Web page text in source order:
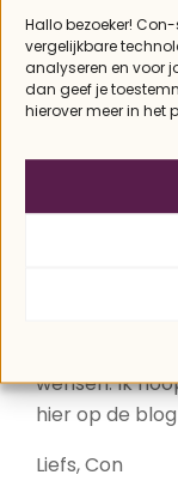
Hallo bezoeker!
vergelijkbare
analyseren en voor
dan geef je
hierover meer in het
door te
Leg de bataat
insnijden. De
diep snijdt en
groenten
wensen. Ik
hier op de
Liefs, Con